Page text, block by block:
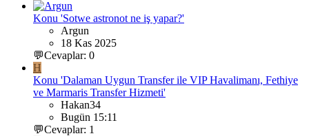
Konu 'Sotwe astronot ne iş yapar?'
Argun
18 Kas 2025
💬Cevaplar: 0
H
Konu 'Dalaman Uygun Transfer ile VIP Havalimanı, Fethiye
ve Marmaris Transfer Hizmeti'
Hakan34
Bugün 15:11
💬Cevaplar: 1